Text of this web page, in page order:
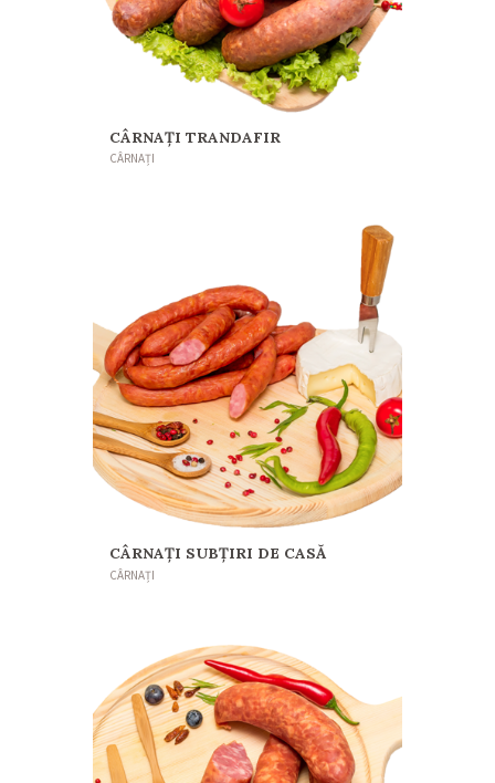
CÂRNAȚI TRANDAFIR
CÂRNAȚI
CÂRNAȚI SUBȚIRI DE CASĂ
CÂRNAȚI